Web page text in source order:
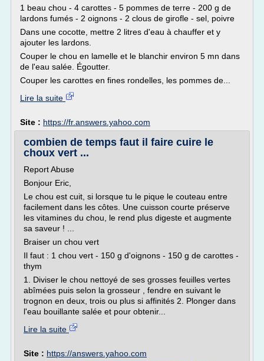
1 beau chou - 4 carottes - 5 pommes de terre - 200 g de
lardons fumés - 2 oignons - 2 clous de girofle - sel, poivre
Dans une cocotte, mettre 2 litres d'eau à chauffer et y
ajouter les lardons.
Couper le chou en lamelle et le blanchir environ 5 mn dans
de l'eau salée. Égoutter.
Couper les carottes en fines rondelles, les pommes de...
Lire la suite
Site : https://fr.answers.yahoo.com
combien de temps faut il faire cuire le
choux vert ...
Report Abuse
Bonjour Eric,
Le chou est cuit, si lorsque tu le pique le couteau entre
facilement dans les côtes. Une cuisson courte préserve
les vitamines du chou, le rend plus digeste et augmente
sa saveur ! ...
Braiser un chou vert
Il faut : 1 chou vert - 150 g d'oignons - 150 g de carottes -
thym
1. Diviser le chou nettoyé de ses grosses feuilles vertes
abîmées puis selon la grosseur , fendre en suivant le
trognon en deux, trois ou plus si affinités 2. Plonger dans
l'eau bouillante salée et pour obtenir...
Lire la suite
Site : https://answers.yahoo.com